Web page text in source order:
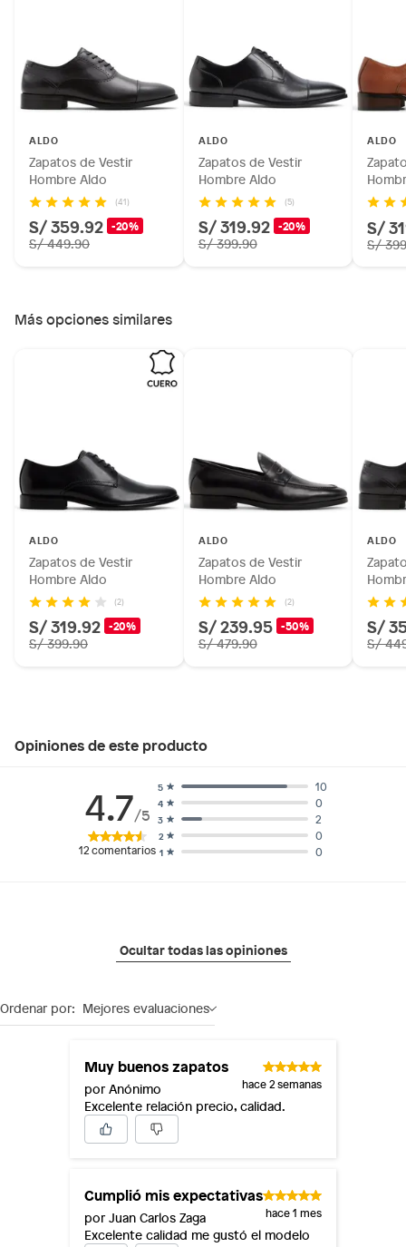
Productos que hayan sido previamente instalados.
Baterías de auto.
Motocicletas y bicicletas motorizadas.
ALDO
Zapatos de Vestir
Hombre Aldo
(41)
S/ 359.92 -20%
S/ 449.90
ALDO
Zapatos de Vestir
Hombre Aldo
(5)
S/ 319.92 -20%
S/ 399.90
ALDO
S/
S/
Más opciones similares
ALDO
Zapatos de Vestir
Hombre Aldo
(2)
S/ 319.92 -20%
S/ 399.90
ALDO
Zapatos de Vestir
Hombre Aldo
(2)
S/ 239.95 -50%
S/ 479.90
ALDO
S/
S/
Opiniones de este producto
4.7/5
12comentarios 1 0
2 0
3 2
4 0
5 10
Ocultar todas las opiniones
Ordenar por: Mejores evaluaciones
Muy buenos zapatos
por Anónimo hace 2 semanas
Excelente relación precio, calidad.
Cumplió mis expectativas
por Juan Carlos Zaga hace 1 mes
Excelente calidad me gustó el modelo